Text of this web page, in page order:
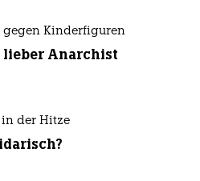
gegen Kinderfiguren
lieber Anarchist
der Hitze